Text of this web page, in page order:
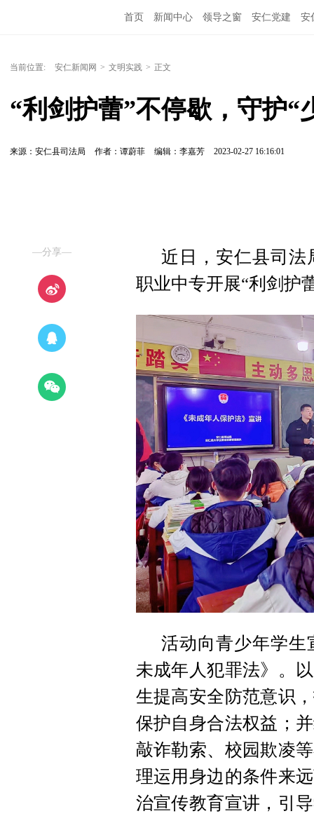
首页 新闻中心 领导之窗 安仁党建 安
当前位置: 安仁新闻网 > 文明实践 > 正文
“利剑护蕾”不停歇，守护“
来源：安仁县司法局 作者：谭蔚菲 编辑：李嘉芳 2023-02-27 16:16:01
—分享—
近日，安仁县司法
职业中专开展“利剑护
活动向青少年学生
未成年人犯罪法》。
生提高安全防范意识
保护自身合法权益；
敲诈勒索、校园欺凌
理运用身边的条件来
治宣传教育宣讲，引